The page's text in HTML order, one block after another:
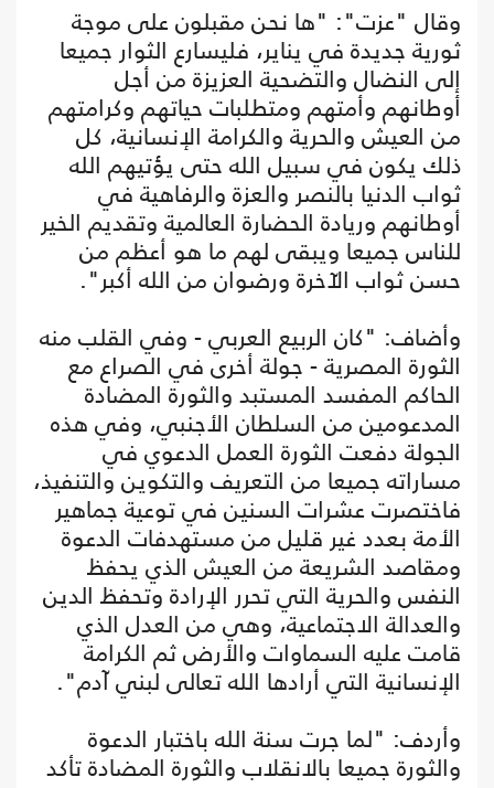
وقال "عزت": "ها نحن مقبلون على موجة
ثورية جديدة في يناير، فليسارع الثوار جميعا
إلى النضال والتضحية العزيزة من أجل
أوطانهم وأمتهم ومتطلبات حياتهم وكرامتهم
من العيش والحرية والكرامة الإنسانية، كل
ذلك يكون في سبيل الله حتى يؤتيهم الله
ثواب الدنيا بالنصر والعزة والرفاهية في
أوطانهم وريادة الحضارة العالمية وتقديم الخير
للناس جميعا ويبقى لهم ما هو أعظم من
حسن ثواب الآخرة ورضوان من الله أكبر".
وأضاف: "كان الربيع العربي - وفي القلب منه
الثورة المصرية - جولة أخرى في الصراع مع
الحاكم المفسد المستبد والثورة المضادة
المدعومين من السلطان الأجنبي، وفي هذه
الجولة دفعت الثورة العمل الدعوي في
مساراته جميعا من التعريف والتكوين والتنفيذ،
فاختصرت عشرات السنين في توعية جماهير
الأمة بعدد غير قليل من مستهدفات الدعوة
ومقاصد الشريعة من العيش الذي يحفظ
النفس والحرية التي تحرر الإرادة وتحفظ الدين
والعدالة الاجتماعية، وهي من العدل الذي
قامت عليه السماوات والأرض ثم الكرامة
الإنسانية التي أرادها الله تعالى لبني آدم".
وأردف: "لما جرت سنة الله باختبار الدعوة
والثورة جميعا بالانقلاب والثورة المضادة تأكد